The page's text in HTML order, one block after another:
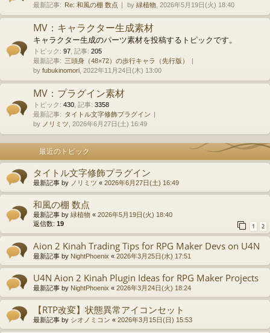
最新記事: Re: 和風の棚 数点 by 緑植物 , 2026年5月19日(火) 18:40
MV：キャラクター生成素材
キャラクター生成のパーツ素材を投稿するトピックです。
トピック : 97 記事: 205
最新記事: 三頭身（48×72）の歩行キャラ（先行版）
by fubukinomori , 2022年11月24日(木) 13:00
MV：プラグイン素材
トピック : 430 記事: 3358
最新記事: タイトル文字修飾プラグイン
by ノリミツ , 2026年6月27日(土) 16:49
最近のトピック
タイトル文字修飾プラグイン
最新記事 by ノリミツ « 2026年6月27日(土) 16:49
和風の棚 数点
最新記事 by 緑植物 « 2026年5月19日(火) 18:40
返信数: 19 1 2
Aion 2 Kinah Trading Tips for RPG Maker Devs on U4N
最新記事 by NightPhoenix « 2026年3月25日(水) 17:51
U4N Aion 2 Kinah Plugin Ideas for RPG Maker Projects
最新記事 by NightPhoenix « 2026年3月24日(火) 18:24
【RTP改変】状態異常アイコンセット
最新記事 by シオノミコン « 2026年3月15日(日) 15:53